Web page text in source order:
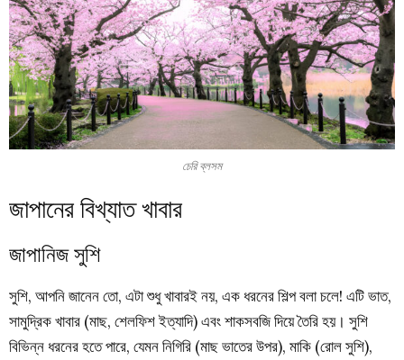
চেরি ব্লসম
জাপানের বিখ্যাত খাবার
জাপানিজ সুশি
সুশি, আপনি জানেন তো, এটা শুধু খাবারই নয়, এক ধরনের শিল্প বলা চলে! এটি ভাত,
সামুদ্রিক খাবার (মাছ, শেলফিশ ইত্যাদি) এবং শাকসবজি দিয়ে তৈরি হয়। সুশি
বিভিন্ন ধরনের হতে পারে, যেমন নিগিরি (মাছ ভাতের উপর), মাকি (রোল সুশি),